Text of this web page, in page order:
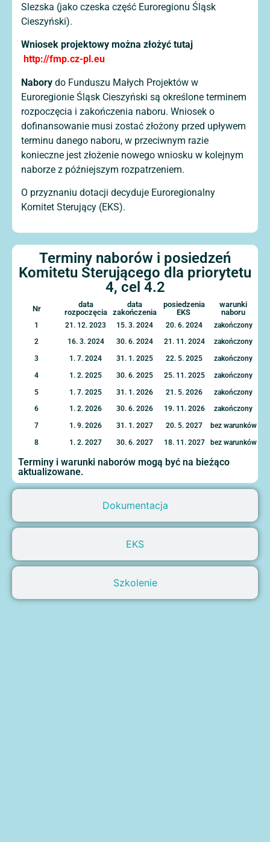
Dokumentacja
EKS
Szkolenie
Slezska (jako czeska część Euroregionu Śląsk
Cieszyński).
Wniosek projektowy można złożyć tutaj
http://fmp.cz-pl.eu
Nabory do Funduszu Małych Projektów w
Euroregionie Śląsk Cieszyński są określone terminem
rozpoczęcia i zakończenia naboru. Wniosek o
dofinansowanie musi zostać złożony przed upływem
terminu danego naboru, w przeciwnym razie
konieczne jest złożenie nowego wniosku w kolejnym
naborze z późniejszym rozpatrzeniem.
O przyznaniu dotacji decyduje Euroregionalny
Komitet Sterujący (EKS).
Terminy naborów i posiedzeń
Komitetu Sterującego dla priorytetu
4, cel 4.2
Nr
data
rozpoczęcia
data
zakończenia
posiedzenia
EKS
warunki
naboru
1 21. 12. 2023 15. 3. 2024 20. 6. 2024
zakończony
2
16. 3. 2024 30. 6. 2024 21. 11. 2024
zakończony
3
1. 7. 2024 31. 1. 2025 22. 5. 2025
zakończony
4
1. 2. 2025 30. 6. 2025 25. 11. 2025
zakończony
5
1. 7. 2025 31. 1. 2026 21. 5. 2026
zakończony
6
1. 2. 2026 30. 6. 2026 19. 11. 2026
zakończony
7
1. 9. 2026 31. 1. 2027 20. 5. 2027
bez warunków
8
1. 2. 2027 30. 6. 2027 18. 11. 2027 bez warunków
Terminy i warunki naborów mogą być na bieżąco
aktualizowane.